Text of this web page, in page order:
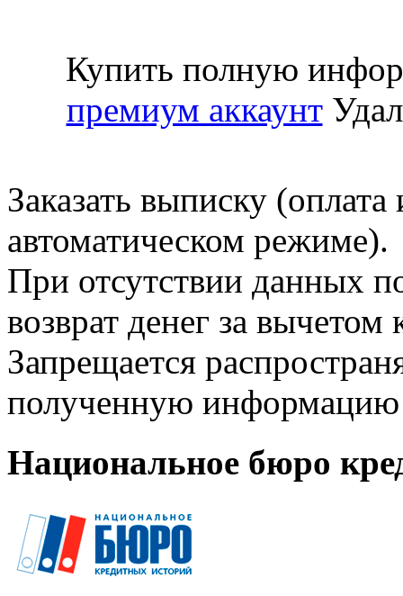
Купить полную
премиум аккаунт
Заказать выписку
автоматическом режиме).
При отсутствии данных
возврат денег за
Запрещается
полученную информацию
Национальное бюро